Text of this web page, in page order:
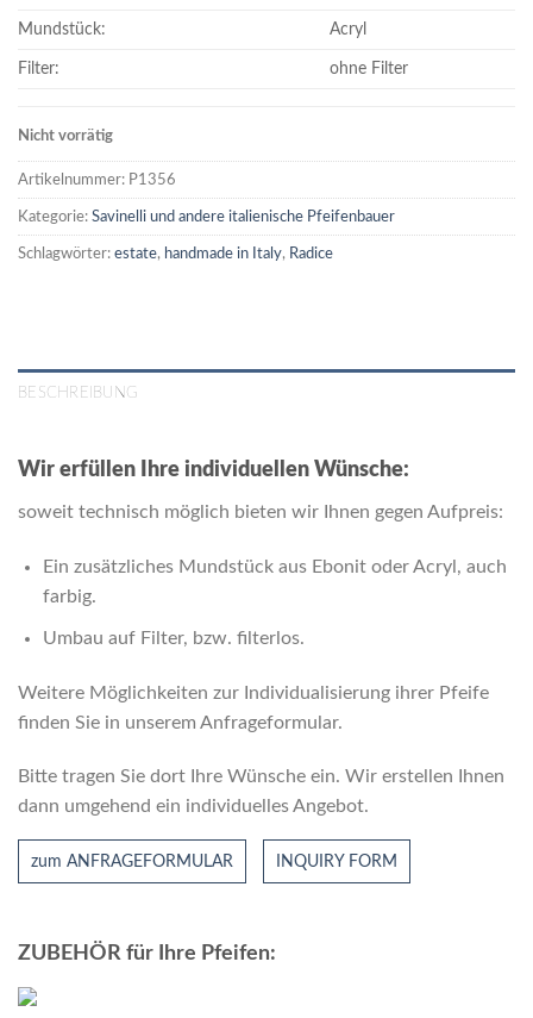
Mundstück: Acryl
Filter: ohne Filter
Nicht vorrätig
Artikelnummer: P1356
Kategorie: Savinelli und andere italienische Pfeifenbauer
Schlagwörter: estate, handmade in Italy, Radice
BESCHREIBUNG
Wir erfüllen Ihre individuellen Wünsche:
soweit technisch möglich bieten wir Ihnen gegen Aufpreis:
Ein zusätzliches Mundstück aus Ebonit oder Acryl, auch
farbig.
Umbau auf Filter, bzw. ﬁlterlos.
Weitere Möglichkeiten zur Individualisierung ihrer Pfeife
finden Sie in unserem Anfrageformular.
Bitte tragen Sie dort Ihre Wünsche ein. Wir erstellen Ihnen
dann umgehend ein individuelles Angebot.
zum ANFRAGEFORMULAR INQUIRY FORM
ZUBEHÖR für Ihre Pfeifen: